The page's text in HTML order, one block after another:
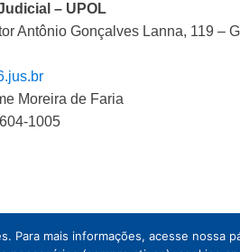
– UPOL
Antônio Gonçalves Lanna, 119 –
Moreira de Faria
1005
Para mais informações, acesse nossa